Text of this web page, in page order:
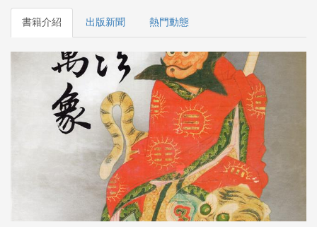
書籍介紹 出版新聞 熱門動態